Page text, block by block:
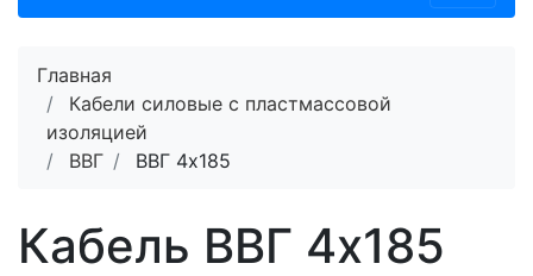
Главная
Кабели силовые с пластмассовой
изоляцией
ВВГ
ВВГ 4x185
Кабель ВВГ 4x185